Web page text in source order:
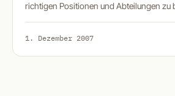
richtigen Positionen und Abteilungen zu
1. Dezember 2007